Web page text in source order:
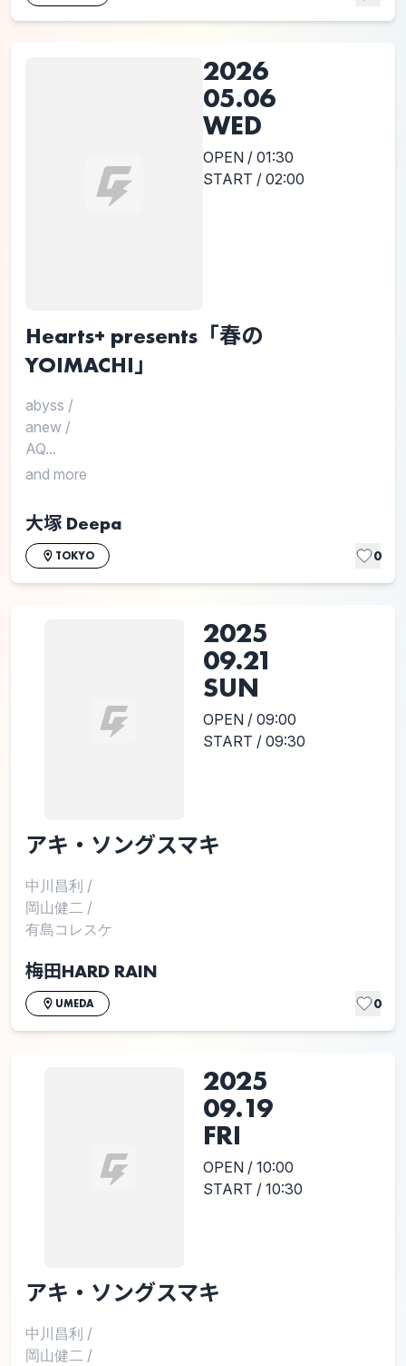
2026
05.06
WED
OPEN / 01:30
START / 02:00
Hearts+ presents「春の
YOIMACHI」
abyss /
anew /
AQ...
and more
大塚 Deepa
TOKYO 0
2025
09.21
SUN
OPEN / 09:00
START / 09:30
アキ・ソングスマキ
中川昌利 /
岡山健二 /
有島コレスケ
梅田HARD RAIN
UMEDA 0
2025
09.19
FRI
OPEN / 10:00
START / 10:30
アキ・ソングスマキ
中川昌利 /
岡山健二 /